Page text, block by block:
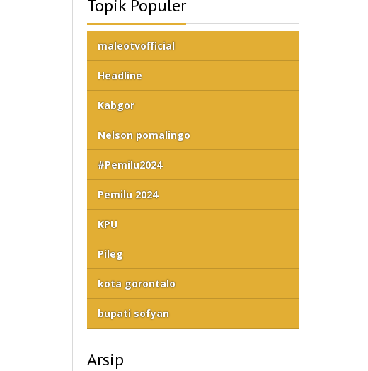
Topik Populer
maleotvofficial
Headline
Kabgor
Nelson pomalingo
#Pemilu2024
Pemilu 2024
KPU
Pileg
kota gorontalo
bupati sofyan
Arsip